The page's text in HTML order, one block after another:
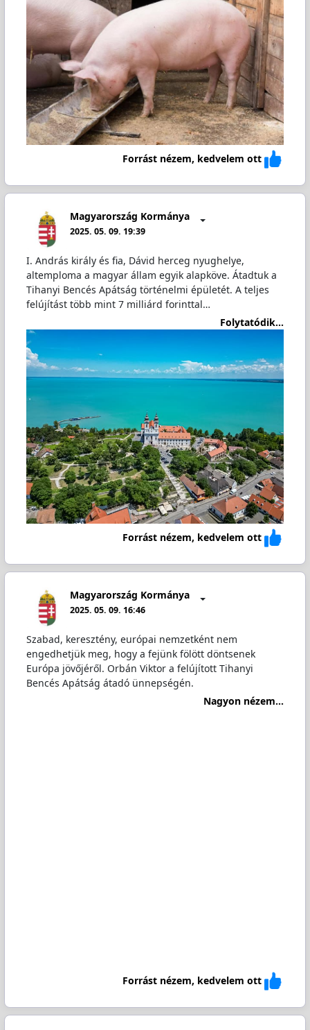
Forrást nézem, kedvelem ott
Magyarország Kormánya
2025. 05. 09. 19:39
I. András király és fia, Dávid herceg nyughelye,
altemploma a magyar állam egyik alapköve. Átadtuk a
Tihanyi Bencés Apátság történelmi épületét. A teljes
felújítást több mint 7 milliárd forinttal…
Folytatódik...
Forrást nézem, kedvelem ott
Magyarország Kormánya
2025. 05. 09. 16:46
Szabad, keresztény, európai nemzetként nem
engedhetjük meg, hogy a fejünk fölött döntsenek
Európa jövőjéről. Orbán Viktor a felújított Tihanyi
Bencés Apátság átadó ünnepségén.
Nagyon nézem...
Forrást nézem, kedvelem ott